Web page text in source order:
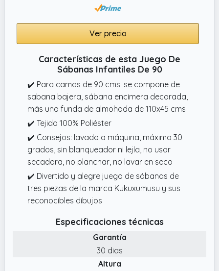
Ver precio
Características de esta Juego De
Sábanas Infantiles De 90
✔️ Para camas de 90 cms: se compone de
sabana bajera, sábana encimera decorada,
más una funda de almohada de 110x45 cms
✔️ Tejido 100% Poliéster
✔️ Consejos: lavado a máquina, máximo 30
grados, sin blanqueador ni lejía, no usar
secadora, no planchar, no lavar en seco
✔️ Divertido y alegre juego de sábanas de
tres piezas de la marca Kukuxumusu y sus
reconocibles dibujos
Especificaciones técnicas
Garantía
30 dias
Altura